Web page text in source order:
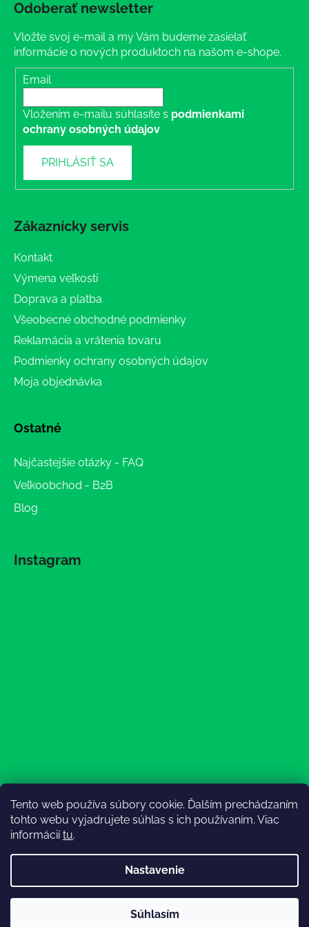
Tento web používa súbory cookie. Ďalším prechádzaním
tohto webu vyjadrujete súhlas s ich používaním. Viac
informáciítu.
Nastavenie
Súhlasím
nedostupná (na email reagujeme nonstop), expedícia ako
Odoberať newsletter
Vložte svoj e-mail a my Vám budeme zasielať
informácie o nových produktoch na našom e-shope.
Email
Vložením e-mailu súhlasíte s podmienkami
ochrany osobných údajov
PRIHLÁSIŤ SA
Zákaznícky servis
Kontakt
Výmena veľkosti
Doprava a platba
Všeobecné obchodné podmienky
Reklamácia a vrátenia tovaru
Podmienky ochrany osobných údajov
Moja objednávka
Ostatné
Najčastejšie otázky - FAQ
Veľkoobchod - B2B
Blog
Instagram
Sledovať na Instagrame